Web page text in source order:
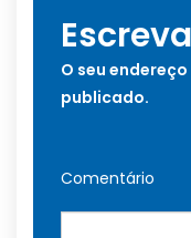
O seu
publicado.
Comentário